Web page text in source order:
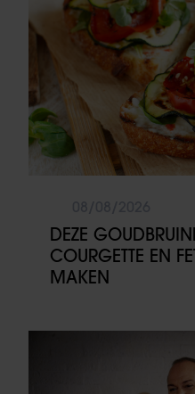
DEZE
COURGETTE EN
MAKEN